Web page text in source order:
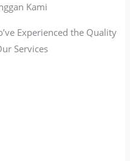
Kami
Experienced the Quality
Services